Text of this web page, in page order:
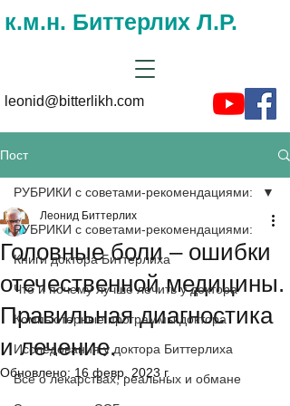
к.м.н. Биттерлих Л.Р.
leonid@bitterlikh.com
Пост
РУБРИКИ с советами-рекомендациями:
Книги доктора Биттерлиха
Что и почему лучше лечить у доктора
Компьютерные программы доктора
Исследования у доктора Биттерлиха
Все о лекарствах, реальных и обмане
РУБРИКИ с советами-рекомендациями:
Головные боли – ошибки
отечественной медицины.
Правильная диагностика
и лечение.
Леонид Биттерлих
Обновлено: 16 февр. 2023 г.